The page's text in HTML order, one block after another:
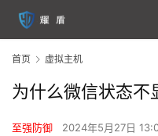
首页 虚拟主机
为什么微信状态不
至强防御 2024年5月27日